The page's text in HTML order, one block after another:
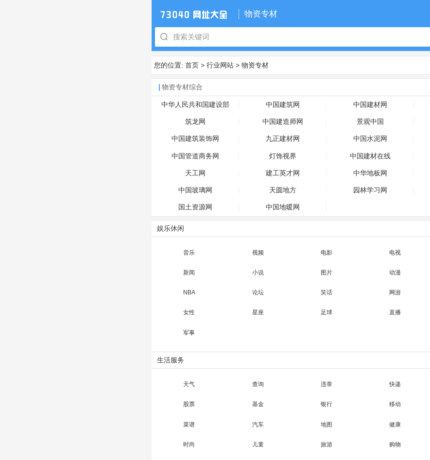
物资专材
您的位置: 首页 > 行业网站 > 物资专材
物资专材综合
中华人民共和国建设部 中国建筑网 中国建材网
筑龙网 中国建造师网 景观中国
中国建筑装饰网 九正建材网 中国水泥网
中国管道商务网 灯饰视界 中国建材在线
天工网 建工英才网 中华地板网
中国玻璃网 天圆地方 园林学习网
国土资源网 中国地暖网
娱乐休闲
音乐 视频 电影 电视
新闻 小说 图片 动漫
NBA 论坛 笑话 网游
女性 星座 足球 直播
军事
生活服务
天气 查询 违章 快递
股票 基金 银行 移动
菜谱 汽车 地图 健康
时尚 儿童 旅游 购物